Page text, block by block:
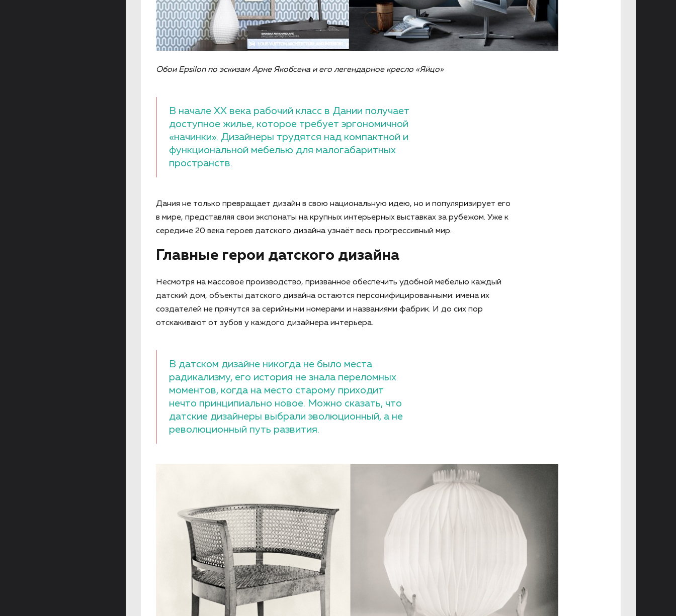
Обои Epsilon по эскизам Арне Якобсена и его легендарное кресло «Яйцо»
В начале XX века рабочий класс в Дании получает
доступное жилье, которое требует эргономичной
«начинки». Дизайнеры трудятся над компактной и
функциональной мебелью для малогабаритных
пространств.
Дания не только превращает дизайн в свою национальную идею, но и популяризирует его
в мире, представляя свои экспонаты на крупных интерьерных выставках за рубежом. Уже к
середине 20 века героев датского дизайна узнаёт весь прогрессивный мир.
Главные герои датского дизайна
Несмотря на массовое производство, призванное обеспечить удобной мебелью каждый
датский дом, объекты датского дизайна остаются персонифицированными: имена их
создателей не прячутся за серийными номерами и названиями фабрик. И до сих пор
отскакивают от зубов у каждого дизайнера интерьера.
В датском дизайне никогда не было места
радикализму, его история не знала переломных
моментов, когда на место старому приходит
нечто принципиально новое. Можно сказать, что
датские дизайнеры выбрали эволюционный, а не
революционный путь развития.